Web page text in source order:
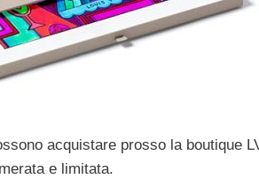
acquistare prosso la boutique
e limitata.